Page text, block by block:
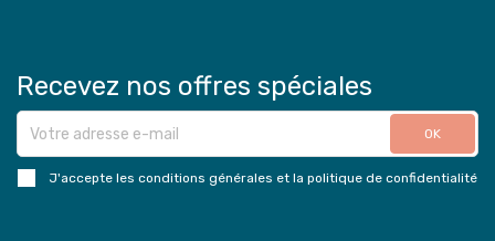
Recevez nos offres spéciales
J'accepte les conditions générales et la politique de confidentialité